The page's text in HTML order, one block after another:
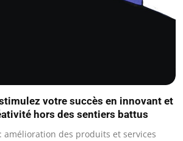
votre succès en innovant et
hors des sentiers battus
amélioration des produits et services